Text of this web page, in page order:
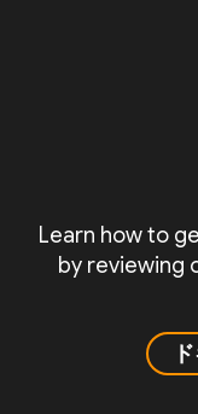
Learn how to
by reviewing